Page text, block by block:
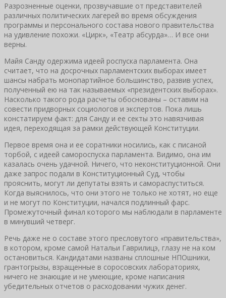
Разрозненные оценки, прозвучавшие от представителей
различных политических лагерей во время обсуждения
программы и персонального состава нового правительства
на удивление похожи. «Цирк», «Театр абсурда»… И все они
верны.
Майя Санду одержима идеей роспуска парламента. Она
считает, что на досрочных парламентских выборах имеет
шансы набрать монопартийное большинство, развив успех,
полученный ею на так называемых «президентских выборах».
Насколько такого рода расчеты обоснованы – оставим на
совести придворных социологов и экспертов. Пока лишь
констатируем факт: для Санду и ее секты это навязчивая
идея, переходящая за рамки действующей Конституции.
Первое время она и ее соратники носились, как с писаной
торбой, с идеей самороспуска парламента. Видимо, она им
казалась очень удачной. Ничего, что неконституционной. Они
даже запрос подали в Конституционный Суд, чтобы
прояснить, могут ли депутаты взять и самораспуститься.
Когда выяснилось, что они этого не только не хотят, но еще
и не могут по Конституции, начался подлинный фарс.
Промежуточный финал которого мы наблюдали в парламенте
в минувший четверг.
Речь даже не о составе этого пресловутого «правительства»,
в котором, кроме самой Натальи Гаврилицэ, глазу не на ком
остановиться. Кандидатами названы сплошные НПОшники,
грантогрызы, взращенные в соросовских лабораториях,
ничего не знающие и не умеющие, кроме написания
убедительных отчетов о расходовании чужих денег.